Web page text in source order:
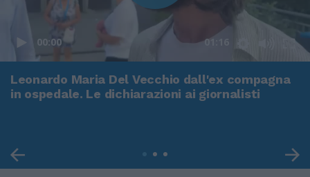
00:00 01:16
Leonardo Maria Del Vecchio dall'ex compagna
in ospedale. Le dichiarazioni ai giornalisti